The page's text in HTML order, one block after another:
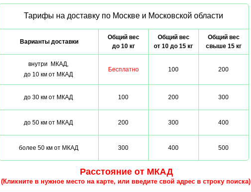
Тарифы на доставку по Москве и Московской области
Варианты доставки
Общий вес
до 10 кг
Общий вес
от 10 до 15 кг
Общий вес
свыше 15 кг
внутри МКАД,
до 10 км от МКАД
Бесплатно 100 200
до 30 км от МКАД 100 200 300
до 50 км от МКАД 200 300 400
более 50 км от МКАД 300 400 500
Расстояние от МКАД
(Кликните в нужное место на карте, или введите свой адрес в строку поиска)